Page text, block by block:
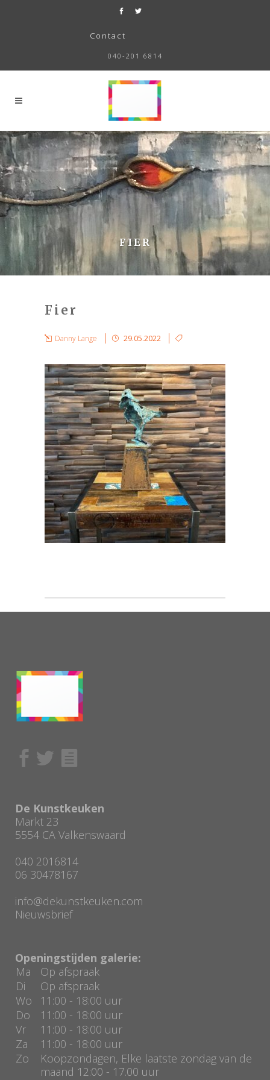
Contact
040-201 6814
FIER
Fier
Danny Lange 29.05.2022
De Kunstkeuken
Markt 23
5554 CA Valkenswaard
040 2016814
06 30478167
info@dekunstkeuken.com
Nieuwsbrief
Openingstijden galerie:
Ma
Op afspraak
Di
Op afspraak
Wo
11:00 - 18:00 uur
Do
11:00 - 18:00 uur
Vr
11:00 - 18:00 uur
Za
11:00 - 18:00 uur
Zo
Koopzondagen, Elke laatste zondag van de
maand 12:00 - 17.00 uur